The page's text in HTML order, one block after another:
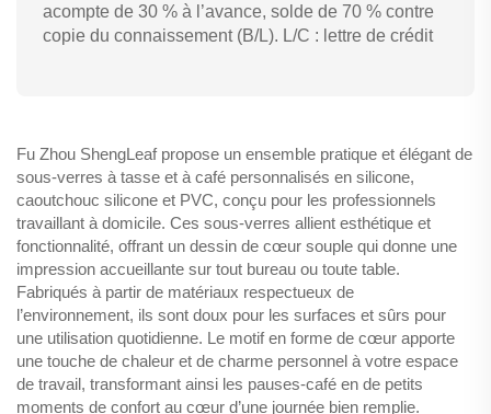
acompte de 30 % à l’avance, solde de 70 % contre
copie du connaissement (B/L). L/C : lettre de crédit
Fu Zhou ShengLeaf propose un ensemble pratique et élégant de
sous-verres à tasse et à café personnalisés en silicone,
caoutchouc silicone et PVC, conçu pour les professionnels
travaillant à domicile. Ces sous-verres allient esthétique et
fonctionnalité, offrant un dessin de cœur souple qui donne une
impression accueillante sur tout bureau ou toute table.
Fabriqués à partir de matériaux respectueux de
l’environnement, ils sont doux pour les surfaces et sûrs pour
une utilisation quotidienne. Le motif en forme de cœur apporte
une touche de chaleur et de charme personnel à votre espace
de travail, transformant ainsi les pauses-café en de petits
moments de confort au cœur d’une journée bien remplie.